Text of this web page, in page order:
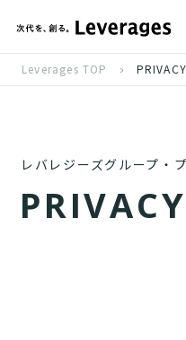
Leverages TOP
レバレジーズグループ・
PRIVACY